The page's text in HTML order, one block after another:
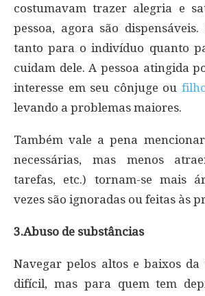
costumavam trazer alegria e
pessoa, agora são
tanto para o indivíduo quanto
cuidam dele. A pessoa atingida
interesse em seu cônjuge ou
levando a problemas maiores.
Também vale a pena
necessárias, mas menos
tarefas, etc.) tornam-se mais
vezes são ignoradas ou feitas às
3.Abuso de substâncias
Navegar pelos altos e baixos da
difícil, mas para quem tem